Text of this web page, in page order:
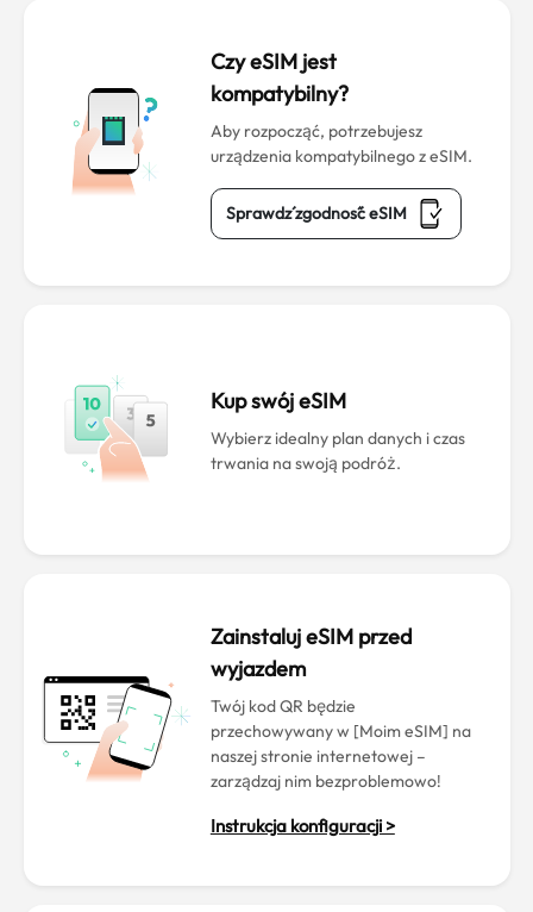
Czy eSIM jest
kompatybilny?
Aby rozpocząć, potrzebujesz
urządzenia kompatybilnego z eSIM.
Sprawdź zgodność eSIM
Kup swój eSIM
Wybierz idealny plan danych i czas
trwania na swoją podróż.
Zainstaluj eSIM przed
wyjazdem
Twój kod QR będzie
przechowywany w [Moim eSIM] na
naszej stronie internetowej –
zarządzaj nim bezproblemowo!
Instrukcja konfiguracji >